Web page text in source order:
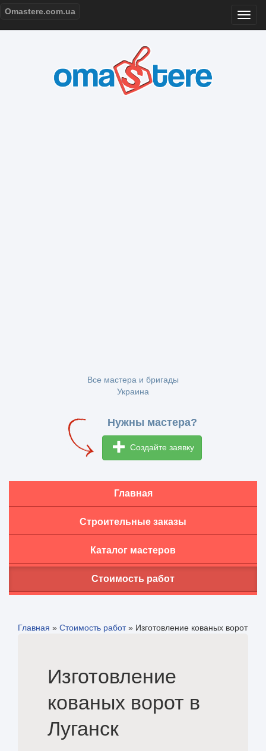
Omastere.com.ua
Все мастера и бригады
Украина
Нужны мастера?
Создайте заявку
Главная
Строительные заказы
Каталог мастеров
Стоимость работ
Главная » Стоимость работ» Изготовление кованых ворот
Изготовление
кованых ворот в
Луганск